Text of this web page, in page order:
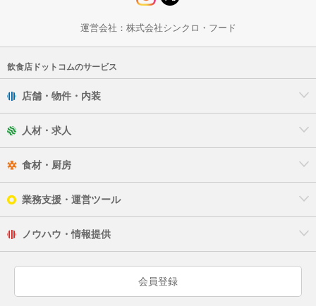
運営会社： 株式会社シンクロ・フード
飲食店ドットコムのサービス
店舗・物件・内装
人材・求人
食材・厨房
業務支援・運営ツール
ノウハウ・情報提供
会員登録